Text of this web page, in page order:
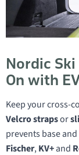
Nordic
On with
Keep your cross-
Velcro strapsor
prevents base
Fischer,KV+and